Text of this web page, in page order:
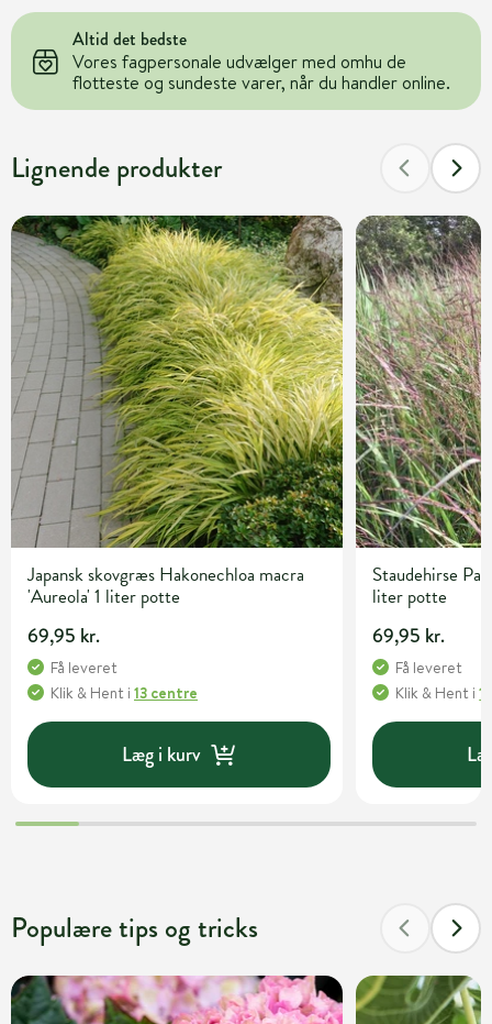
Altid det bedste
Vores fagpersonale udvælger med omhu de
flotteste og sundeste varer, når du handler online.
Lignende produkter
Japansk skovgræs Hakonechloa macra
'Aureola' 1 liter potte
69,95 kr.
Få leveret
Klik & Hent i 13 centre
Læg i kurv
Staudehirse
liter potte
69,95 kr.
Få leveret
Klik & Hent i
Populære tips og tricks